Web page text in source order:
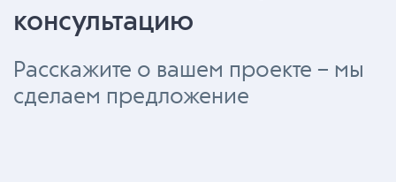
консультацию
Расскажите о вашем проекте – мы
сделаем предложение